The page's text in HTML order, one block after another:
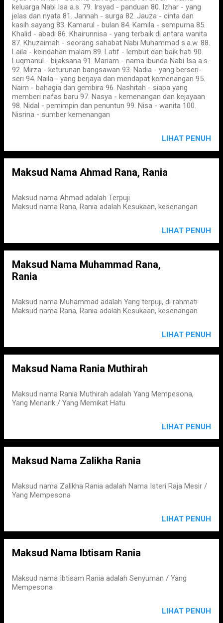
keluarga Nabi Isa a.s. 79. Irsyad - panduan 80. Izhar - yang
jelas dan nyata 81. Jannah - surga 82. Jauza - cinta dan
kasih sayang 83. Kamarul - bulan 84. Kamila - sempurna 85.
Khalid - abadi 86. Khairunnisa - yang terbaik di antara wanita
87. Khuzaimah - seorang sahabat Nabi Muhammad s.a.w. 88.
Laila - keindahan malam 89. Latif - lembut dan baik hati 90.
Luqmanul - bijaksana 91. Mariam - nama ibunda Nabi Isa a.s.
92. Mirza - keturunan bangsawan 93. Nadia - yang berseri-
seri 94. Naila - yang berjaya dan mendapat kemenangan 95.
Naim - bahagia dan gembira 96. Nashitah - siapa yang
memberi nafas baru 97. Nasya - kemenangan dan kejayaan
98. Nidal - pemimpin dan penuntun 99. Nisa - wanita 100.
Nisrina - sumber kemenangan
LIHAT PENUH
Maksud Nama Ahmad Rana, Rania
Maksud nama Ahmad adalah Terpuji
Maksud nama Rana, Rania adalah Kesukaan, kesenangan
LIHAT PENUH
Maksud Nama Muhammad Rana,
Rania
Maksud nama Muhammad adalah Yang terpuji, di rahmati
Maksud nama Rana, Rania adalah Kesukaan, kesenangan
LIHAT PENUH
Maksud Nama Rania Muthirah
Maksud nama Rania Muthirah adalah Yang Mempesona,
Yang Menarik / Yang Memikat Hatu
LIHAT PENUH
Maksud Nama Zalikha Rania
Maksud nama Zalikha Rania adalah Nama Isteri Raja Mesir /
Yang Mempesona
LIHAT PENUH
Maksud Nama Ibtisam Rania
Maksud nama Ibtisam Rania adalah Senyuman / Yang
Mempesona
LIHAT PENUH